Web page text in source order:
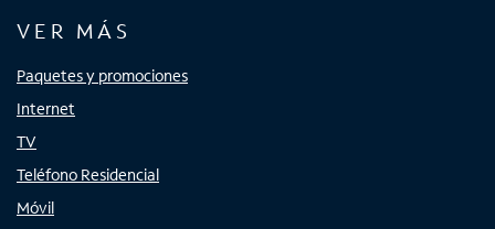
VER MÁS
Paquetes y promociones
Internet
TV
Teléfono Residencial
Móvil